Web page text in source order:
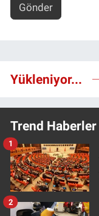
Gönder
Yükleniyor...
Trend Haberler
1
2